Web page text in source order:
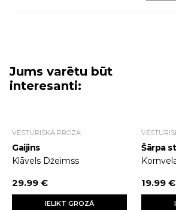
Jums varētu būt
interesanti:
VĒSTURISKĀ PROZA
Gaijins
Klāvels Džeimss
29.99 €
IELIKT GROZĀ
Šārpa
19.99 €